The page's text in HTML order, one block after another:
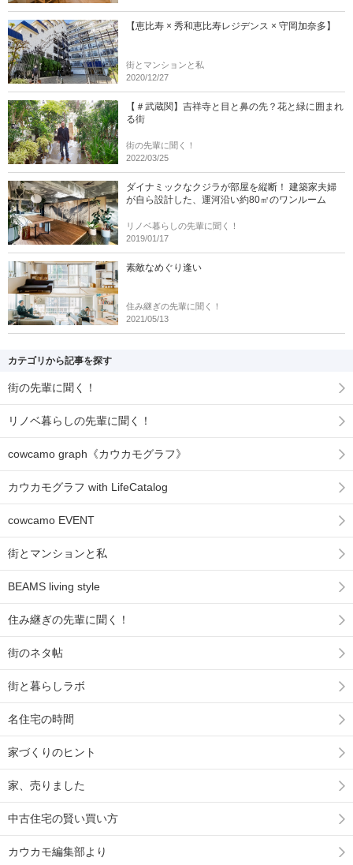
【恵比寿 × 秀和恵比寿レジデンス × 守岡加奈多】
街とマンションと私
2020/12/27
【＃武蔵関】吉祥寺と目と鼻の先？花と緑に囲まれ
る街
街の先輩に聞く！
2022/03/25
ダイナミックなクジラが部屋を縦断！ 建築家夫婦
が自ら設計した、運河沿い約80㎡のワンルーム
リノベ暮らしの先輩に聞く！
2019/01/17
素敵なめぐり逢い
住み継ぎの先輩に聞く！
2021/05/13
カテゴリから記事を探す
街の先輩に聞く！
リノベ暮らしの先輩に聞く！
cowcamo graph《カウカモグラフ》
カウカモグラフ with LifeCatalog
cowcamo EVENT
街とマンションと私
BEAMS living style
住み継ぎの先輩に聞く！
街のネタ帖
街と暮らしラボ
名住宅の時間
家づくりのヒント
家、売りました
中古住宅の賢い買い方
カウカモ編集部より